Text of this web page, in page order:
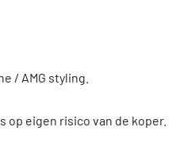
/ AMG styling.
op eigen risico van de koper.